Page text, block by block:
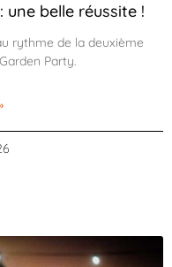
une belle réussite !
rythme de la deuxième
Party.